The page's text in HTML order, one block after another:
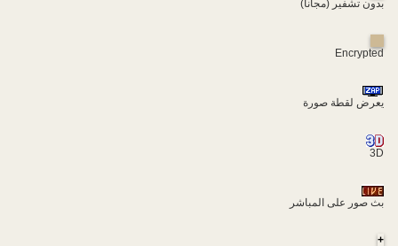
بدون تشفير (مجانا)
Encrypted
يعرض لقطة صورة
3D
بث صور على المباشر
+